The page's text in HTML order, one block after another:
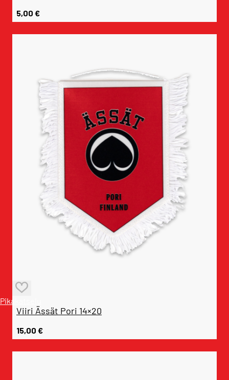
5,00 €
Pikakatselu
Viiri Ässät Pori 14×20
15,00 €